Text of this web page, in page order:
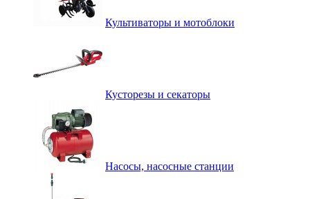
Культиваторы и мотоблоки
Кусторезы и секаторы
Насосы, насосные станции